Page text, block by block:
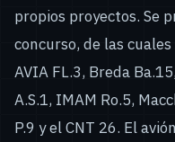
propios proyectos. Se
concurso, de las
AVIA FL.3, Breda
A.S.1, IMAM Ro.5,
P.9 y el CNT 26. El